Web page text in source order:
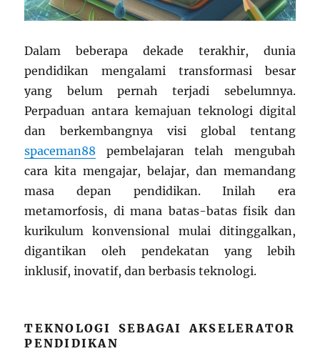
Dalam beberapa dekade terakhir, dunia
pendidikan mengalami transformasi besar
yang belum pernah terjadi sebelumnya.
Perpaduan antara kemajuan teknologi digital
dan berkembangnya visi global tentang
spaceman88 pembelajaran telah mengubah
cara kita mengajar, belajar, dan memandang
masa depan pendidikan. Inilah era
metamorfosis, di mana batas-batas fisik dan
kurikulum konvensional mulai ditinggalkan,
digantikan oleh pendekatan yang lebih
inklusif, inovatif, dan berbasis teknologi.
TEKNOLOGI SEBAGAI AKSELERATOR
PENDIDIKAN